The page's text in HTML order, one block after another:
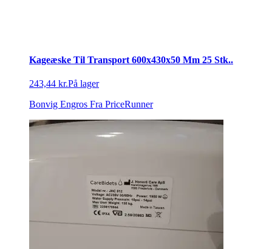
Kageæske Til Transport 600x430x50 Mm 25 Stk..
243,44 kr.På lager
Bonvig Engros Fra PriceRunner